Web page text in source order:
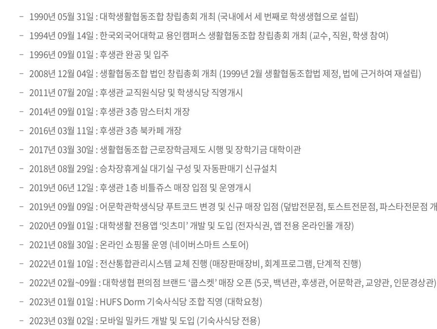
1990년 05월 31일 : 대학생활협동조합 창립총회 개최 (국내에서 세 번째로 학생생협으로 설립)
1994년 09월 14일 : 한국외국어대학교 용인캠퍼스 생활협동조합 창립총회 개최 (교수, 직원, 학생 참여)
1996년 09월 01일 : 후생관 완공 및 입주
2008년 12월 04일 : 생활협동조합 법인 창립총회 개최 (1999년 2월 생활협동조합법 제정, 법에 근거하여 재설립)
2011년 07월 20일 : 후생관 교직원식당 및 학생식당 직영개시
2014년 09월 01일 : 후생관 3층 맘스터치 개장
2016년 03월 11일 : 후생관 3층 북카페 개장
2017년 03월 30일 : 생활협동조합 근로장학금제도 시행 및 장학기금 대학이관
2018년 08월 29일 : 승차장휴게실 대기실 구성 및 자동판매기 신규설치
2019년 06년 12일 : 후생관 1층 비틀쥬스 매장 입점 및 운영개시
2019년 09월 09일 : 어문학관학생식당 푸트코드 변경 및 신규 매장 입점 (덮밥전문점, 토스트전문점, 파스타전문점
2020년 09월 01일 : 대학생활 전용앱 ‘잇츠미’ 개발 및 도입 (전자식권, 앱 전용 온라인몰 개장)
2021년 08월 30일 : 온라인 쇼핑몰 운영 (네이버스마트 스토어)
2022년 01월 10일 : 전산통합관리시스템 교체 진행 (매장판매장비, 회계프로그램, 단계적 진행)
2022년 02월~09월 : 대학생협 편의점 브랜드 ‘쿱스켓’ 매장 오픈 (5곳, 백년관, 후생관, 어문학관, 교양관, 인문경상관)
2023년 01월 01일 : HUFS Dorm 기숙사식당 조합 직영 (대학요청)
2023년 03월 02일 : 모바일 밀카드 개발 및 도입 (기숙사식당 전용)